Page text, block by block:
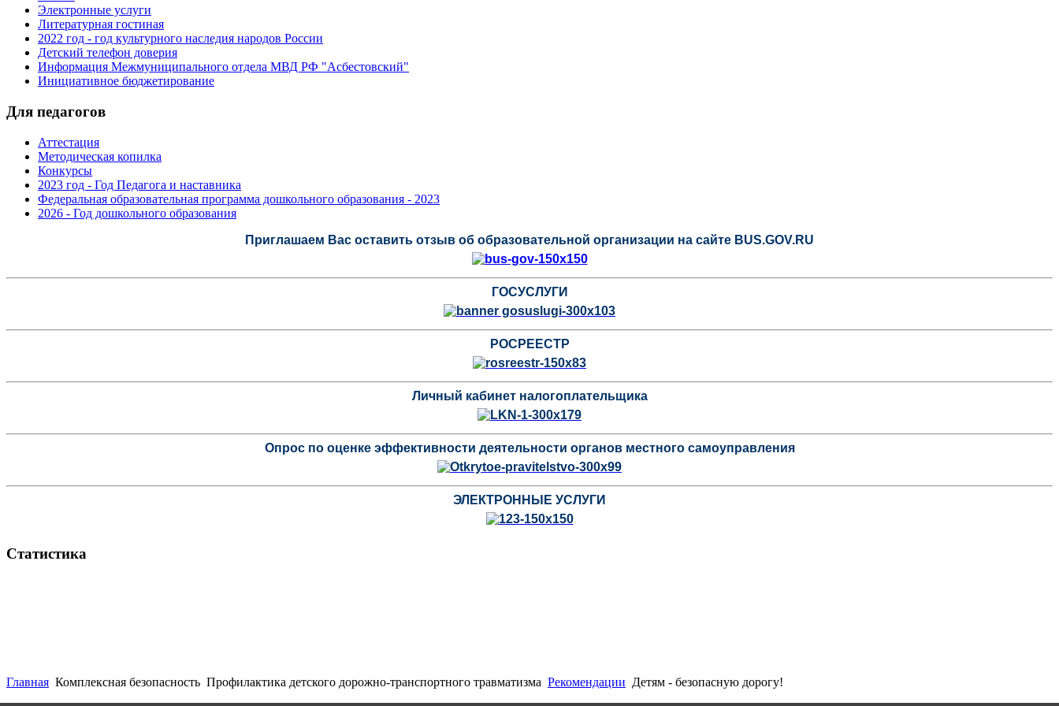
Электронные услуги
Литературная гостиная
2022 год - год культурного наследия народов России
Детский телефон доверия
Информация Межмуниципального отдела МВД РФ "Асбестовский"
Инициативное бюджетирование
Для педагогов
Аттестация
Методическая копилка
Конкурсы
2023 год - Год Педагога и наставника
Федеральная образовательная программа дошкольного образования - 2023
2026 - Год дошкольного образования
Приглашаем Вас оставить отзыв об образовательной организации на сайте BUS.GOV.RU
ГОСУСЛУГИ
РОСРЕЕСТР
Личный кабинет налогоплательщика
Опрос по оценке эффективности деятельности органов местного самоуправления
ЭЛЕКТРОННЫЕ УСЛУГИ
Статистика
Главная Комплексная безопасность Профилактика детского дорожно-транспортного травматизма Рекомендации Детям - безопасную дорогу!